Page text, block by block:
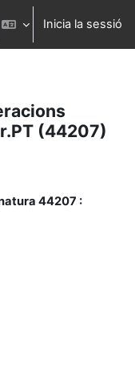
l'entrada de la cerca
Inicia la sessió
(44207)
44207 :